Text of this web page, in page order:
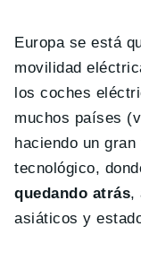
Europa se está
movilidad
los coches
muchos países
haciendo un
tecnológico,
quedando atrás,
asiáticos y